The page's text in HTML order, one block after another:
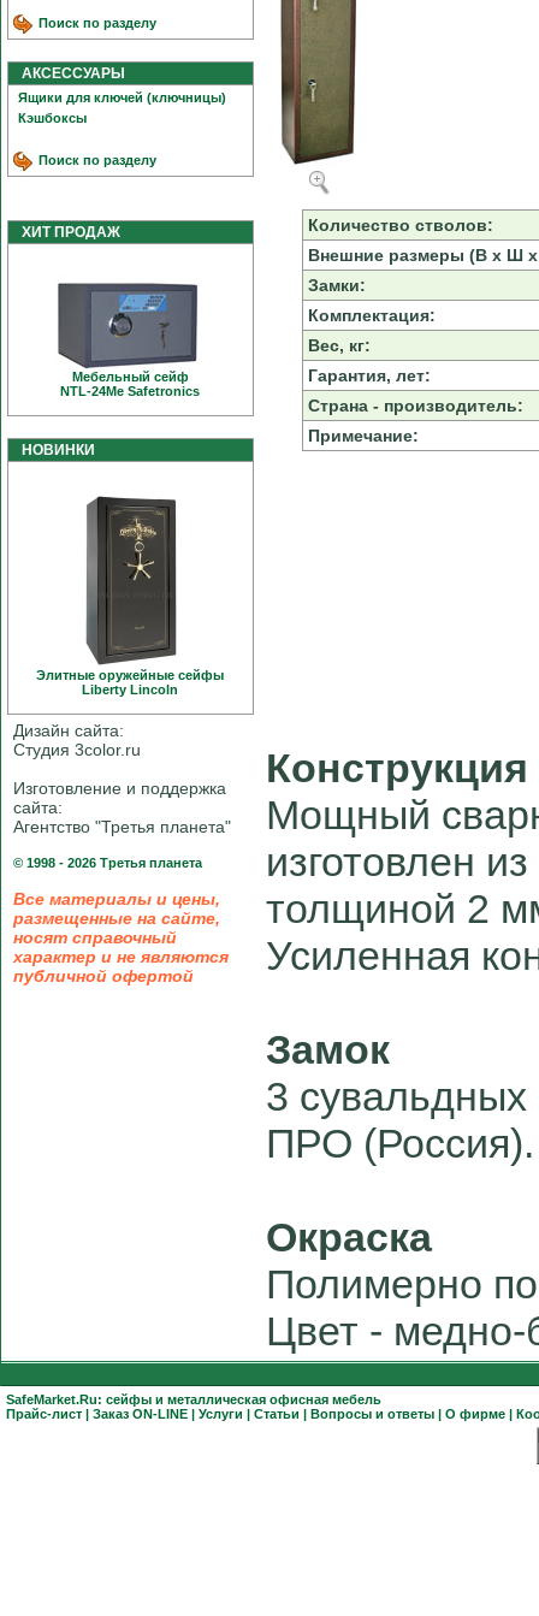
Поиск по разделу
АКСЕССУАРЫ
Ящики для ключей (ключницы)
Кэшбоксы
Поиск по разделу
ХИТ ПРОДАЖ
Мебельный сейф
NTL-24Me Safetronics
НОВИНКИ
Элитные оружейные сейфы
Liberty Linсoln
Дизайн сайта:
Студия 3color.ru
Изготовление и поддержка
сайта:
Агентство "Третья планета"
© 1998 - 2026 Третья планета
Все материалы и цены,
размещенные на сайте,
носят справочный
характер и не являются
публичной офертой
Количество стволов:
Внешние размеры (В х Ш
Замки:
Комплектация:
Вес, кг:
Гарантия, лет:
Страна - производитель:
Примечание:
Конструкция
Мощный
изготовлен
толщиной 2
Усиленная
Замок
3
ПРО (Россия).
Окраска
Полимерно
Цвет - медно-
SafeMarket.Ru: сейфы и металлическая офисная мебель
Прайс-лист | Заказ ON-LINE | Услуги | Статьи | Вопросы и ответы | О фирме |